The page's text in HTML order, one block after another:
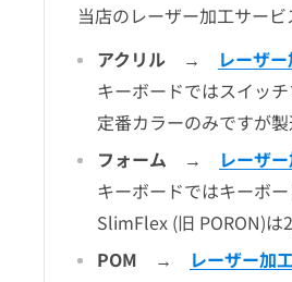
当店のレーザー加工サー
アクリル →
レーザ
キーボードではスイッ
定番カラーのみですが
フォーム →
レーザ
キーボードではキーボ
SlimFlex (旧 PORON)
POM →
レーザー加